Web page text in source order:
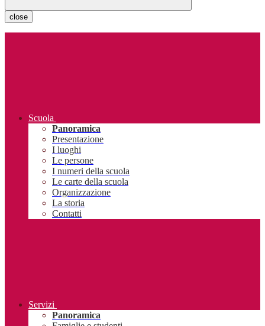
close
Scuola
Panoramica
Presentazione
I luoghi
Le persone
I numeri della scuola
Le carte della scuola
Organizzazione
La storia
Contatti
Servizi
Panoramica